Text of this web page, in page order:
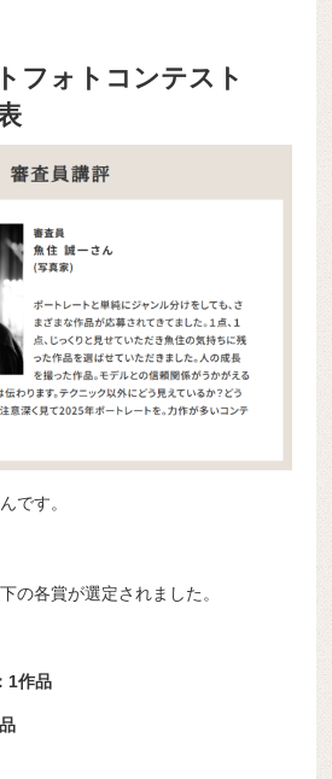
フォトコンテスト
です。
の各賞が選定されました。
1作品